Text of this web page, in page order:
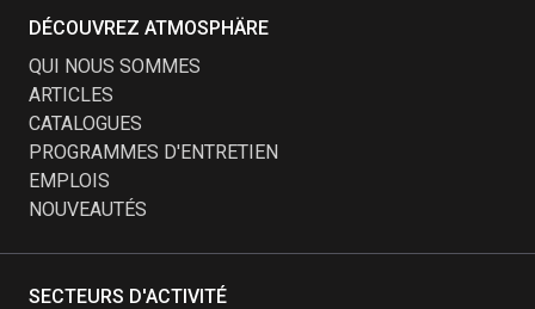
DÉCOUVREZ ATMOSPHÄRE
QUI NOUS SOMMES
ARTICLES
CATALOGUES
PROGRAMMES D'ENTRETIEN
EMPLOIS
NOUVEAUTÉS
SECTEURS D'ACTIVITÉ